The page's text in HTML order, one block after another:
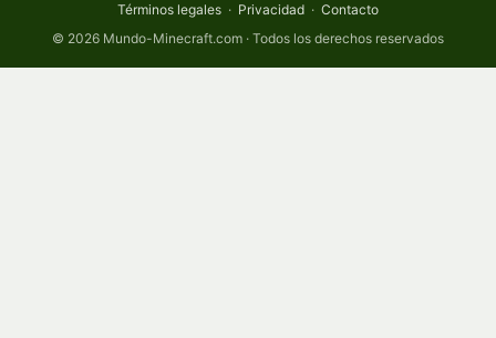
Términos legales · Privacidad · Contacto
© 2026 Mundo-Minecraft.com · Todos los derechos reservados